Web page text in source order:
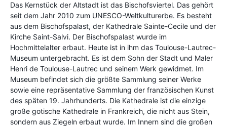
Das Kernstück der Altstadt ist das Bischofsviertel. Das gehört
seit dem Jahr 2010 zum UNESCO-Weltkulturerbe. Es besteht
aus dem Bischofspalast, der Kathedrale Sainte-Cecile und der
Kirche Saint-Salvi. Der Bischofspalast wurde im
Hochmittelalter erbaut. Heute ist in ihm das Toulouse-Lautrec-
Museum untergebracht. Es ist dem Sohn der Stadt und Maler
Henri de Toulouse-Lautrec und seinem Werk gewidmet. Im
Museum befindet sich die größte Sammlung seiner Werke
sowie eine repräsentative Sammlung der französischen Kunst
des späten 19. Jahrhunderts. Die Kathedrale ist die einzige
große gotische Kathedrale in Frankreich, die nicht aus Stein,
sondern aus Ziegeln erbaut wurde. Im Innern sind die großen